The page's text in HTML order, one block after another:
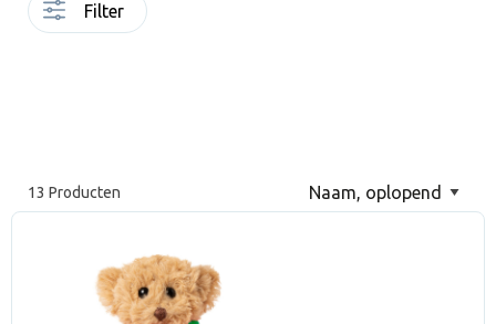
Filter
13 Producten